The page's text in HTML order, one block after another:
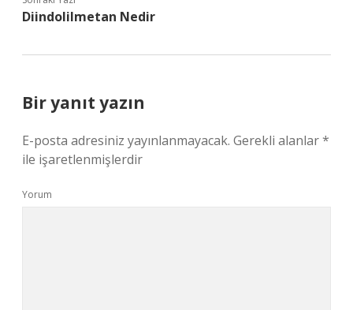
Diindolilmetan Nedir
Bir yanıt yazın
E-posta adresiniz yayınlanmayacak. Gerekli alanlar*
ile işaretlenmişlerdir
Yorum